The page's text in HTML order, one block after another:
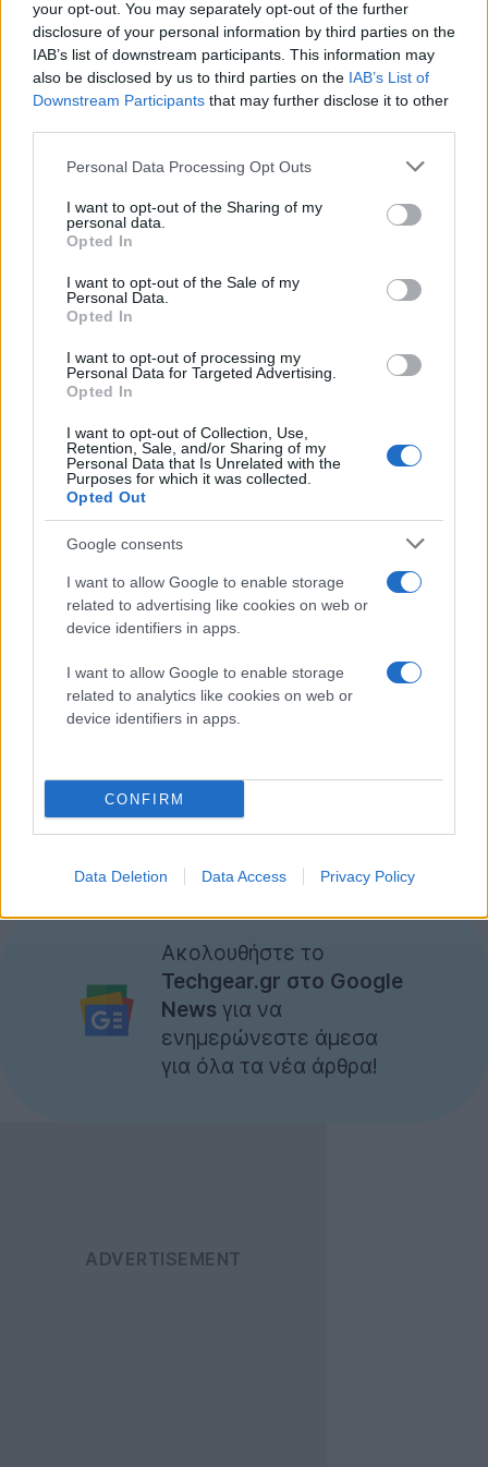
your opt-out. You may separately opt-out of the further
disclosure of your personal information by third parties on the
IAB’s list of downstream participants. This information may
also be disclosed by us to third parties on the IAB’s List of
Downstream Participants that may further disclose it to other
Please note that this website/app uses one or more Google
not limited to your visit or usage behaviour. You may click to
grant or deny consent to Google and its third-party tags to
use your data for below specified purposes in below Google
consent section.
Personal Data Processing Opt Outs
I want to opt-out of the Sharing of my
personal data.
Opted In
I want to opt-out of the Sale of my
Personal Data.
Opted In
I want to opt-out of processing my
Personal Data for Targeted Advertising.
Opted In
I want to opt-out of Collection, Use,
Retention, Sale, and/or Sharing of my
Personal Data that Is Unrelated with the
Purposes for which it was collected.
Opted Out
Google consents
I want to allow Google to enable storage
related to advertising like cookies on web or
device identifiers in apps.
I want to allow Google to enable storage
related to analytics like cookies on web or
device identifiers in apps.
CONFIRM
Data Deletion Data Access Privacy Policy
Αυτή τη φορά θα δούμε την τεχνολογία Transview, η
κουτί εξοπλισμένο με 22'' touchscreen panel της
Samsung (ανάλυση 1680 x 1050) και ένα πρόγραμμα
Adobe Flash να δημιουργεί τα εφέ.
[viaEngadget
Ακολουθήστε το
Techgear.gr στο Google
News για να
ενημερώνεστε άμεσα
για όλα τα νέα άρθρα!